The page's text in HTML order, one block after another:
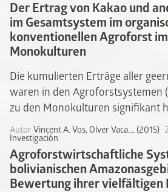
Der Ertrag von Kakao und
im Gesamtsystem im
konventionellen Agroforst
Monokulturen
Die kumulierten Erträge aller
waren in den Agroforstsystemen
zu den Monokulturen signifikant
Autor Vincent A. Vos, Olver Vaca,… (2015)
Investigación
Agroforstwirtschaftliche
bolivianischen
Bewertung ihrer vielfältigen